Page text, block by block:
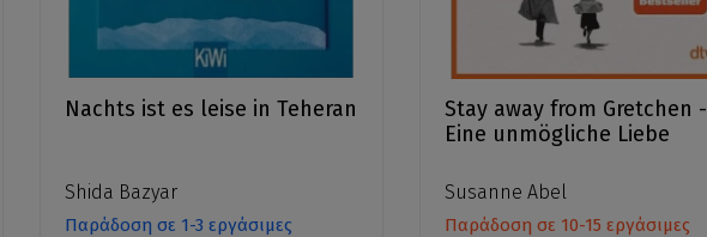
Nachts ist es leise in Teheran
Shida Bazyar
Παράδοση σε 1-3 εργάσιμες
Stay away from Gretchen -
Eine unmögliche Liebe
Susanne Abel
Παράδοση σε 10-15 εργάσιμες